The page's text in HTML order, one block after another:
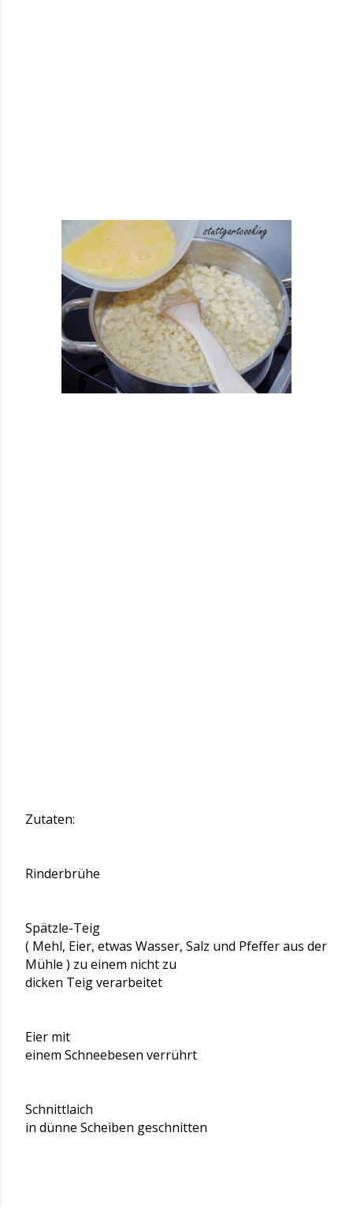
Zutaten:
Rinderbrühe
Spätzle-Teig
( Mehl, Eier, etwas Wasser, Salz und Pfeffer aus der
Mühle ) zu einem nicht zu
dicken Teig verarbeitet
Eier mit
einem Schneebesen verrührt
Schnittlaich
in dünne Scheiben geschnitten